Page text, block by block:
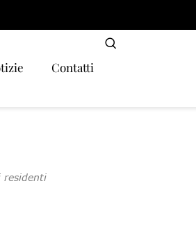
Contatti
residenti